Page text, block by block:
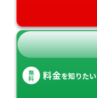
無
料 料金を知りたい